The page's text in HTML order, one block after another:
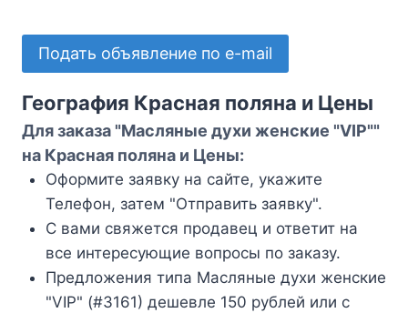
Подать объявление по e-mail
География Красная поляна и Цены
Для заказа "Масляные духи женские "VIP""
на Красная поляна и Цены:
Оформите заявку на сайте, укажите
Телефон, затем "Отправить заявку".
С вами свяжется продавец и ответит на
все интересующие вопросы по заказу.
Предложения типа Масляные духи женские
"VIP" (#3161) дешевле 150 рублей или с